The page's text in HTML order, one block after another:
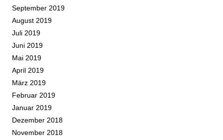
September 2019
August 2019
Juli 2019
Juni 2019
Mai 2019
April 2019
März 2019
Februar 2019
Januar 2019
Dezember 2018
November 2018